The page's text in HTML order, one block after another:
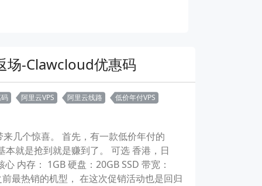
场-Clawcloud优惠码
阿里云VPS 阿里云线路 低价年付VPS
几个惊喜。 首先，有一款低价年付的
就是抢到就是赚到了。 可选 香港，日
内存： 1GB 硬盘：20GB SSD 带宽：
最热销的机型， 在这次促销活动也是回归